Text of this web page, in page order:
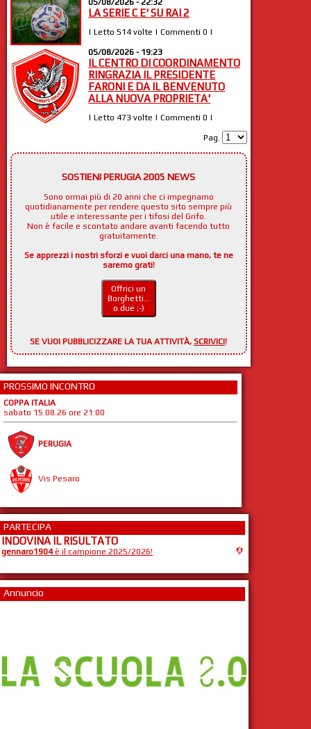
LA SERIE C E' SU RAI 2
| Letto 514 volte | Commenti 0 |
05/08/2026 - 19:23
IL CENTRO DI COORDINAMENTO
RINGRAZIA IL PRESIDENTE
FARONI E DA IL BENVENUTO
ALLA NUOVA PROPRIETA'
| Letto 473 volte | Commenti 0 |
Pag.
SOSTIENI PERUGIA 2005 NEWS
Sono ormai più di 20 anni che ci impegnamo
quotidianamente per rendere questo sito sempre più
utile e interessante per i tifosi del Grifo.
Non è facile e scontato andare avanti facendo tutto
gratuitamente.
Se apprezzi i nostri sforzi e vuoi darci una mano, te ne
saremo grati!
Offrici un
Borghetti...
o due ;-)
SE VUOI PUBBLICIZZARE LA TUA ATTIVITÀ,SCRIVICI!
PROSSIMO INCONTRO
COPPA ITALIA
sabato 15.08.26 ore 21:00
PERUGIA
Vis Pesaro
PARTECIPA
INDOVINA IL RISULTATO
gennaro1904è il campione 2025/2026!
Annuncio